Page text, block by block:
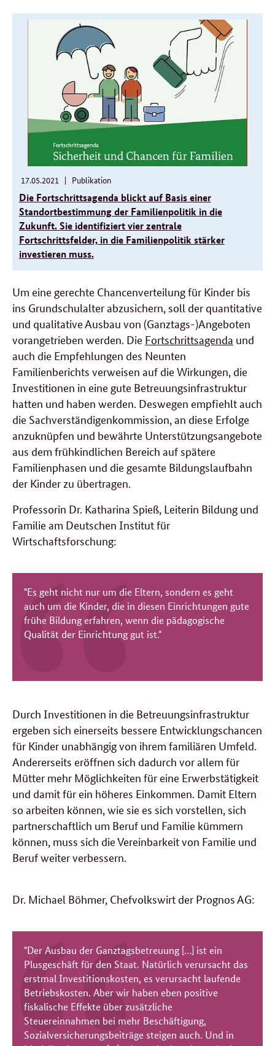
Weitere
Informationen
17.05.2021 17.
05.
2021
Publikation
Die Fortschrittsagenda blickt auf Basis einer
Standortbestimmung der Familienpolitik in die
Zukunft. Sie identifiziert vier zentrale
Fortschrittsfelder, in die Familienpolitik stärker
investieren muss.
Um eine gerechte Chancenverteilung für Kinder bis
ins Grundschulalter abzusichern, soll der quantitative
und qualitative Ausbau von (Ganztags-)Angeboten
vorangetrieben werden. Die Fortschrittsagenda und
auch die Empfehlungen des Neunten
Familienberichts verweisen auf die Wirkungen, die
Investitionen in eine gute Betreuungsinfrastruktur
hatten und haben werden. Deswegen empfiehlt auch
die Sachverständigenkommission, an diese Erfolge
anzuknüpfen und bewährte Unterstützungsangebote
aus dem frühkindlichen Bereich auf spätere
Familienphasen und die gesamte Bildungslaufbahn
der Kinder zu übertragen.
Professorin Dr. Katharina Spieß, Leiterin Bildung und
Familie am Deutschen Institut für
Wirtschaftsforschung:
"Es geht nicht nur um die Eltern, sondern es geht
auch um die Kinder, die in diesen Einrichtungen gute
frühe Bildung erfahren, wenn die pädagogische
Qualität der Einrichtung gut ist."
Durch Investitionen in die Betreuungsinfrastruktur
ergeben sich einerseits bessere Entwicklungschancen
für Kinder unabhängig von ihrem familiären Umfeld.
Andererseits eröffnen sich dadurch vor allem für
Mütter mehr Möglichkeiten für eine Erwerbstätigkeit
und damit für ein höheres Einkommen. Damit Eltern
so arbeiten können, wie sie es sich vorstellen, sich
partnerschaftlich um Beruf und Familie kümmern
können, muss sich die Vereinbarkeit von Familie und
Beruf weiter verbessern.
Dr. Michael Böhmer, Chefvolkswirt der Prognos AG:
"Der Ausbau der Ganztagsbetreuung […] ist ein
Plusgeschäft für den Staat. Natürlich verursacht das
erstmal Investitionskosten, es verursacht laufende
Betriebskosten. Aber wir haben eben positive
fiskalische Effekte über zusätzliche
Steuereinnahmen bei mehr Beschäftigung,
Sozialversicherungsbeiträge steigen auch. Und in